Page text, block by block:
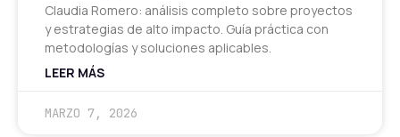
Claudia Romero: análisis completo sobre proyectos
y estrategias de alto impacto. Guía práctica con
metodologías y soluciones aplicables.
LEER MÁS
MARZO 7, 2026